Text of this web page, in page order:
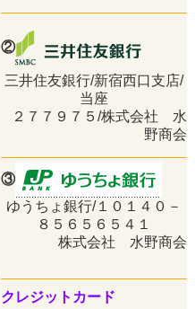
②
三井住友銀行/新宿西口支店/
当座
２７７９７５/株式会社 水
野商会
③
ゆうちょ銀行/１０１４０－
８５６５６５４１
株式会社 水野商会
クレジットカード